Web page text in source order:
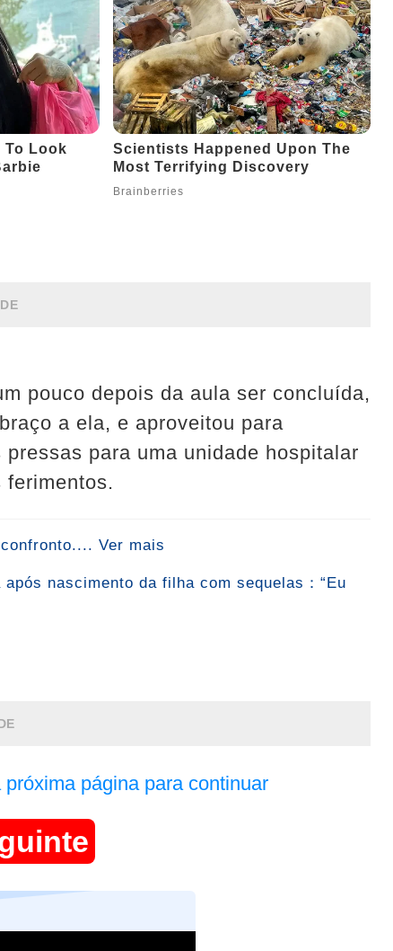
pouco depois da aula ser concluída,
a ela, e aproveitou para
para uma unidade hospitalar
Ver mais
nascimento da filha com sequelas：“Eu
página para continuar